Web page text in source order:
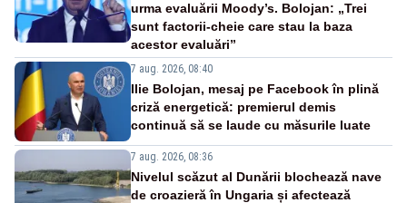
urma evaluării Moody’s. Bolojan: „Trei
sunt factorii-cheie care stau la baza
acestor evaluări”
7 aug. 2026, 08:40
Ilie Bolojan, mesaj pe Facebook în plină
criză energetică: premierul demis
continuă să se laude cu măsurile luate
7 aug. 2026, 08:36
Nivelul scăzut al Dunării blochează nave
de croazieră în Ungaria și afectează